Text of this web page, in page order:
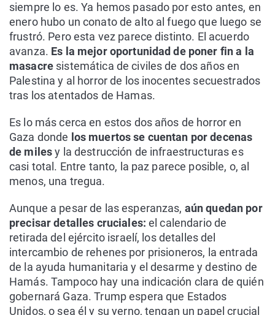
siempre lo es. Ya hemos pasado por esto antes, en
enero hubo un conato de alto al fuego que luego se
frustró. Pero esta vez parece distinto. El acuerdo
avanza. Es la mejor oportunidad de poner fin a la
masacresistemática de civiles de dos años en
Palestina y al horror de los inocentes secuestrados
tras los atentados de Hamas.
Es lo más cerca en estos dos años de horror en
Gaza donde los muertos se cuentan por decenas
de milesy la destrucción de infraestructuras es
casi total. Entre tanto, la paz parece posible, o, al
menos, una tregua.
Aunque a pesar de las esperanzas, aún quedan por
precisar detalles cruciales: el calendario de
retirada del ejército israelí, los detalles del
intercambio de rehenes por prisioneros, la entrada
de la ayuda humanitaria y el desarme y destino de
Hamás. Tampoco hay una indicación clara de quién
gobernará Gaza. Trump espera que Estados
Unidos, o sea él y su yerno, tengan un papel crucial